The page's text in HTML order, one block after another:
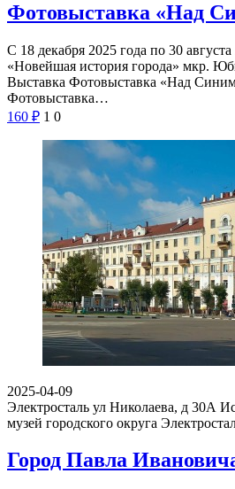
Фотовыставка «Над
С 18 декабря 2025 года по 30
«Новейшая история города» мкр.
Выставка Фотовыставка «Над
Фотовыставка…
160 ₽ 1 0
2025-04-09
Электросталь ул Николаева, д 30А
музей городского округа
Город Павла